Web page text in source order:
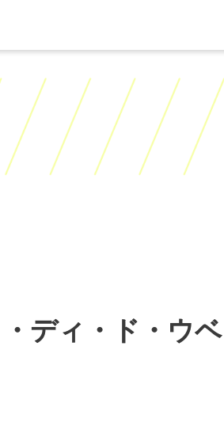
ディ・ド・ウベ